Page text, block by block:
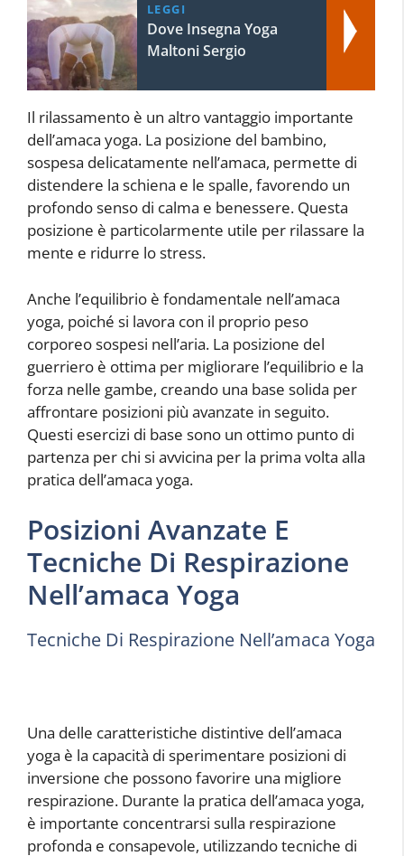
LEGGI
Dove Insegna Yoga
Maltoni Sergio
Il rilassamento è un altro vantaggio importante
dell’amaca yoga. La posizione del bambino,
sospesa delicatamente nell’amaca, permette di
distendere la schiena e le spalle, favorendo un
profondo senso di calma e benessere. Questa
posizione è particolarmente utile per rilassare la
mente e ridurre lo stress.
Anche l’equilibrio è fondamentale nell’amaca
yoga, poiché si lavora con il proprio peso
corporeo sospesi nell’aria. La posizione del
guerriero è ottima per migliorare l’equilibrio e la
forza nelle gambe, creando una base solida per
affrontare posizioni più avanzate in seguito.
Questi esercizi di base sono un ottimo punto di
partenza per chi si avvicina per la prima volta alla
pratica dell’amaca yoga.
Posizioni Avanzate E
Tecniche Di Respirazione
Nell’amaca Yoga
Tecniche Di Respirazione Nell’amaca Yoga
Una delle caratteristiche distintive dell’amaca
yoga è la capacità di sperimentare posizioni di
inversione che possono favorire una migliore
respirazione. Durante la pratica dell’amaca yoga,
è importante concentrarsi sulla respirazione
profonda e consapevole, utilizzando tecniche di